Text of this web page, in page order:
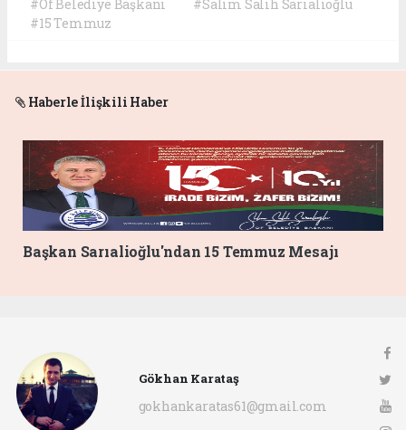
#Of Belediye Başkanı
#Salim Salih Sarıalioğlu
#15 Temmuz
Haberle İlişkili Haber
Başkan Sarıalioğlu'ndan 15 Temmuz Mesajı
Gökhan Karataş
gokhankaratas61@gmail.com